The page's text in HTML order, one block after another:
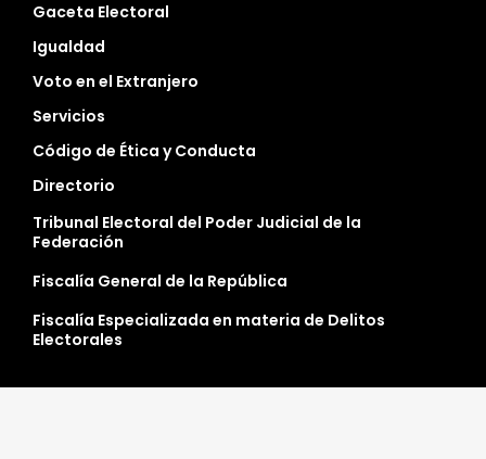
Gaceta Electoral
Igualdad
Voto en el Extranjero
Servicios
Código de Ética y Conducta
Directorio
Tribunal Electoral del Poder Judicial de la
Federación
Fiscalía General de la República
Fiscalía Especializada en materia de Delitos
Electorales